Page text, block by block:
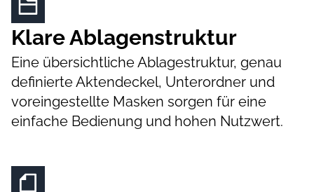
Klare Ablagenstruktur
Eine übersichtliche Ablagestruktur, genau
definierte Aktendeckel, Unterordner und
voreingestellte Masken sorgen für eine
einfache Bedienung und hohen Nutzwert.